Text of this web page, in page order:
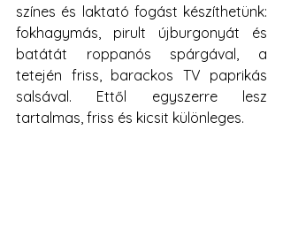
színes és laktató fogást készíthetünk:
fokhagymás, pirult újburgonyát és
batátát roppanós spárgával, a
tetején friss, barackos TV paprikás
salsával. Ettől egyszerre lesz
tartalmas, friss és kicsit különleges.